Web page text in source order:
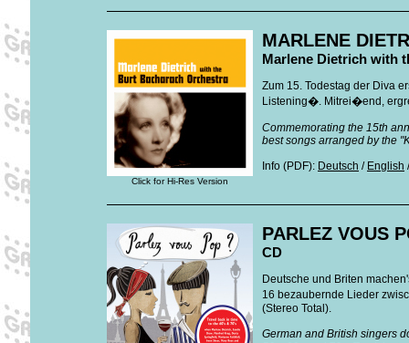
Click for Hi-Res Version
MARLENE
Marlene Dietrich with
Zum 15. Todestag der Diva
Listening�. Mitrei�end,
Commemorating the 15th
best songs arranged by the
Info (PDF): Deutsch / English
PARLEZ VOUS
CD
Deutsche und Briten
16 bezaubernde Lieder
(Stereo Total).
German and British singers